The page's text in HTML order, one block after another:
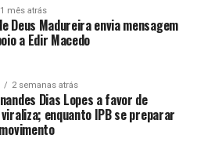
1 mês atrás
Deus Madureira envia mensagem
a Edir Macedo
2 semanas atrás
Dias Lopes a favor de
enquanto IPB se preparar